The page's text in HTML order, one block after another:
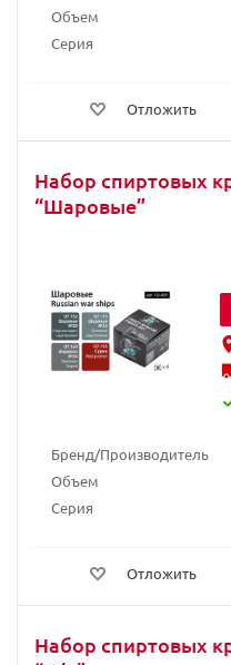
Объем
Серия
Отложить
Набор спиртовых
“Шаровые”
Бренд/Производитель
Объем
Серия
Отложить
Набор спиртовых